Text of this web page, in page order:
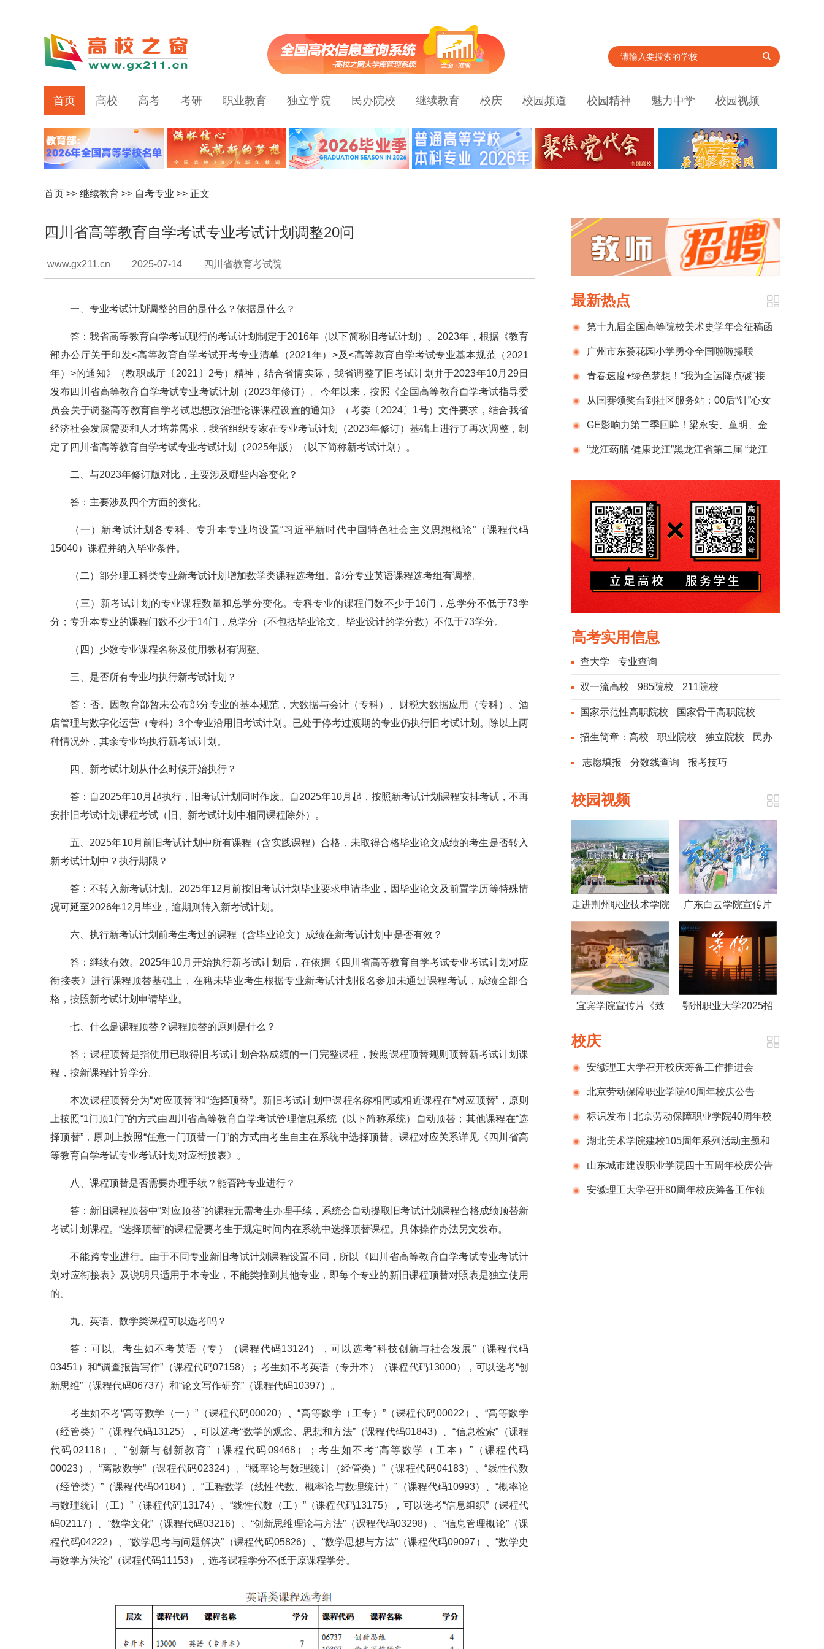
首页 高校 高考 考研 职业教育 独立学院 民办院校 继续教育 校庆 校园频道 校园精神 魅力中学 校园视频
首页 >> 继续教育 >> 自考专业 >> 正文
四川省高等教育自学考试专业考试计划调整20问
www.gx211.cn 2025-07-14 四川省教育考试院
一、专业考试计划调整的目的是什么？依据是什么？
答：我省高等教育自学考试现行的考试计划制定于2016年（以下简称旧考试计划）。2023年，根据《教育
部办公厅关于印发<高等教育自学考试开考专业清单（2021年）>及<高等教育自学考试专业基本规范（2021
年）>的通知》（教职成厅〔2021〕2号）精神，结合省情实际，我省调整了旧考试计划并于2023年10月29日
发布四川省高等教育自学考试专业考试计划（2023年修订）。今年以来，按照《全国高等教育自学考试指导委
员会关于调整高等教育自学考试思想政治理论课课程设置的通知》（考委〔2024〕1号）文件要求，结合我省
经济社会发展需要和人才培养需求，我省组织专家在专业考试计划（2023年修订）基础上进行了再次调整，制
定了四川省高等教育自学考试专业考试计划（2025年版）（以下简称新考试计划）。
二、与2023年修订版对比，主要涉及哪些内容变化？
答：主要涉及四个方面的变化。
（一）新考试计划各专科、专升本专业均设置“习近平新时代中国特色社会主义思想概论”（课程代码
15040）课程并纳入毕业条件。
（二）部分理工科类专业新考试计划增加数学类课程选考组。部分专业英语课程选考组有调整。
（三）新考试计划的专业课程数量和总学分变化。专科专业的课程门数不少于16门，总学分不低于73学
分；专升本专业的课程门数不少于14门，总学分（不包括毕业论文、毕业设计的学分数）不低于73学分。
（四）少数专业课程名称及使用教材有调整。
三、是否所有专业均执行新考试计划？
答：否。因教育部暂未公布部分专业的基本规范，大数据与会计（专科）、财税大数据应用（专科）、酒
店管理与数字化运营（专科）3个专业沿用旧考试计划。已处于停考过渡期的专业仍执行旧考试计划。除以上两
种情况外，其余专业均执行新考试计划。
四、新考试计划从什么时候开始执行？
答：自2025年10月起执行，旧考试计划同时作废。自2025年10月起，按照新考试计划课程安排考试，不再
安排旧考试计划课程考试（旧、新考试计划中相同课程除外）。
五、2025年10月前旧考试计划中所有课程（含实践课程）合格，未取得合格毕业论文成绩的考生是否转入
新考试计划中？执行期限？
答：不转入新考试计划。2025年12月前按旧考试计划毕业要求申请毕业，因毕业论文及前置学历等特殊情
况可延至2026年12月毕业，逾期则转入新考试计划。
六、执行新考试计划前考生考过的课程（含毕业论文）成绩在新考试计划中是否有效？
答：继续有效。2025年10月开始执行新考试计划后，在依据《四川省高等教育自学考试专业考试计划对应
衔接表》进行课程顶替基础上，在籍未毕业考生根据专业新考试计划报名参加未通过课程考试，成绩全部合
格，按照新考试计划申请毕业。
七、什么是课程顶替？课程顶替的原则是什么？
答：课程顶替是指使用已取得旧考试计划合格成绩的一门完整课程，按照课程顶替规则顶替新考试计划课
程，按新课程计算学分。
本次课程顶替分为“对应顶替”和“选择顶替”。新旧考试计划中课程名称相同或相近课程在“对应顶替”，原则
上按照“1门顶1门”的方式由四川省高等教育自学考试管理信息系统（以下简称系统）自动顶替；其他课程在“选
择顶替”，原则上按照“任意一门顶替一门”的方式由考生自主在系统中选择顶替。课程对应关系详见《四川省高
等教育自学考试专业考试计划对应衔接表》。
八、课程顶替是否需要办理手续？能否跨专业进行？
答：新旧课程顶替中“对应顶替”的课程无需考生办理手续，系统会自动提取旧考试计划课程合格成绩顶替新
考试计划课程。“选择顶替”的课程需要考生于规定时间内在系统中选择顶替课程。具体操作办法另文发布。
不能跨专业进行。由于不同专业新旧考试计划课程设置不同，所以《四川省高等教育自学考试专业考试计
划对应衔接表》及说明只适用于本专业，不能类推到其他专业，即每个专业的新旧课程顶替对照表是独立使用
的。
九、英语、数学类课程可以选考吗？
答：可以。考生如不考英语（专）（课程代码13124），可以选考“科技创新与社会发展”（课程代码
03451）和“调查报告写作”（课程代码07158）；考生如不考英语（专升本）（课程代码13000），可以选考“创
新思维”（课程代码06737）和“论文写作研究”（课程代码10397）。
考生如不考“高等数学（一）”（课程代码00020）、“高等数学（工专）”（课程代码00022）、“高等数学
（经管类）”（课程代码13125），可以选考“数学的观念、思想和方法”（课程代码01843）、“信息检索”（课程
代码02118）、“创新与创新教育”（课程代码09468）；考生如不考“高等数学（工本）”（课程代码
00023）、“离散数学”（课程代码02324）、“概率论与数理统计（经管类）”（课程代码04183）、“线性代数
（经管类）”（课程代码04184）、“工程数学（线性代数、概率论与数理统计）”（课程代码10993）、“概率论
与数理统计（工）”（课程代码13174）、“线性代数（工）”（课程代码13175），可以选考“信息组织”（课程代
码02117）、“数学文化”（课程代码03216）、“创新思维理论与方法”（课程代码03298）、“信息管理概论”（课
程代码04222）、“数学思考与问题解决”（课程代码05826）、“数学思想与方法”（课程代码09097）、“数学史
与数学方法论”（课程代码11153），选考课程学分不低于原课程学分。
最新热点
第十九届全国高等院校美术史学年会征稿函
广州市东荟花园小学勇夺全国啦啦操联
赛“双金一银”！
青春速度+绿色梦想！“我为全运降点碳”接
力跑首站赛燃爆广州校园
从国赛领奖台到社区服务站：00后“针”心女
孩喻琪的温暖追光路
GE影响力第二季回眸！梁永安、童明、金
晓峰、班宇等名家汇聚，点亮你的精神世界
“龙江药膳 健康龙江”黑龙江省第二届 “龙江
高考实用信息
查大学 专业查询
双一流高校 985院校 211院校
国家示范性高职院校 国家骨干高职院校
招生简章： 高校 职业院校 独立院校 民办
院校志愿填报 分数线查询 报考技巧
校园视频
走进荆州职业技术学院 广东白云学院宣传片
(2025年)
宜宾学院宣传片《致 鄂州职业大学2025招
校庆
安徽理工大学召开校庆筹备工作推进会
北京劳动保障职业学院40周年校庆公告
（第一号）
标识发布 | 北京劳动保障职业学院40周年校
庆标识揭晓！
湖北美术学院建校105周年系列活动主题和
视觉形象发布
山东城市建设职业学院四十五周年校庆公告
（第1号）
安徽理工大学召开80周年校庆筹备工作领